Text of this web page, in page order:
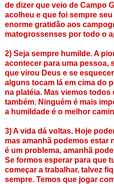
de dizer que veio de Campo
acolheu e que foi sempre
enorme gratidão aos
matogrossenses por todo o
2) Seja sempre humilde. A
acontecer para uma pessoa,
que virou Deus e se
alguns tocam lá em cima do
na platéia. Mas viemos
também. Ninguém é mais
a humildade é o melhor
3) A vida dá voltas. Hoje
mas amanhã podemos estar
é um problema, amanhã
Se formos esperar para que
começar a trabalhar, talvez
sempre. Temos que jogar